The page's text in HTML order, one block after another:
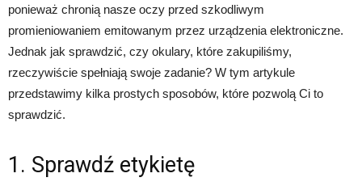
ponieważ chronią nasze oczy przed szkodliwym
promieniowaniem emitowanym przez urządzenia elektroniczne.
Jednak jak sprawdzić, czy okulary, które zakupiliśmy,
rzeczywiście spełniają swoje zadanie? W tym artykule
przedstawimy kilka prostych sposobów, które pozwolą Ci to
sprawdzić.
1. Sprawdź etykietę